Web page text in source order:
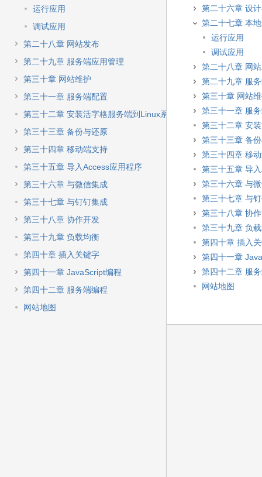
运行应用
调试应用
第二十八章 网站发布
第二十九章 服务端应用管理
第三十章 网站维护
第三十一章 服务端配置
第三十二章 安装活字格服务端到Linux系统
第三十三章 备份与还原
第三十四章 移动端支持
第三十五章 导入Access应用程序
第三十六章 与微信集成
第三十七章 与钉钉集成
第三十八章 协作开发
第三十九章 负载均衡
第四十章 插入关键字
第四十一章 JavaScript编程
第四十二章 服务端编程
网站地图
第二十六章 设
第二十七章 本
运行应用
调试应用
第二十八章 网
第二十九章 服
第三十章 网站
第三十一章 服
第三十二章 安
第三十三章 备
第三十四章 移
第三十五章 导
第三十六章 与
第三十七章 与
第三十八章 协
第三十九章 负
第四十章 插入
第四十一章
第四十二章 服
网站地图